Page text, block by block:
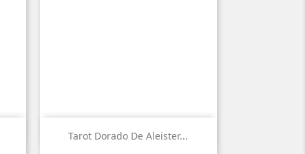
Tarot Dorado De Aleister...
 Vista rápida